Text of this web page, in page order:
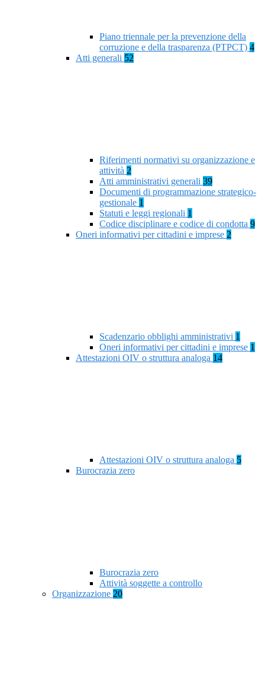
Piano triennale per la prevenzione della
corruzione e della trasparenza (PTPCT) 4
Atti generali 52
Riferimenti normativi su organizzazione e
attività 2
Atti amministrativi generali 39
Documenti di programmazione strategico-
gestionale 1
Statuti e leggi regionali 1
Codice disciplinare e codice di condotta 9
Oneri informativi per cittadini e imprese 2
Scadenzario obblighi amministrativi 1
Oneri informativi per cittadini e imprese 1
Attestazioni OIV o struttura analoga 14
Attestazioni OIV o struttura analoga 5
Burocrazia zero
Burocrazia zero
Attività soggette a controllo
Organizzazione 20